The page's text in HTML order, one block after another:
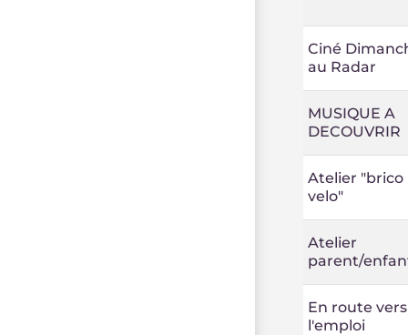
Ciné
au Radar
MUSIQUE A
DECOUVRIR
Atelier "brico
velo"
Atelier
parent/
En route vers
l'emploi